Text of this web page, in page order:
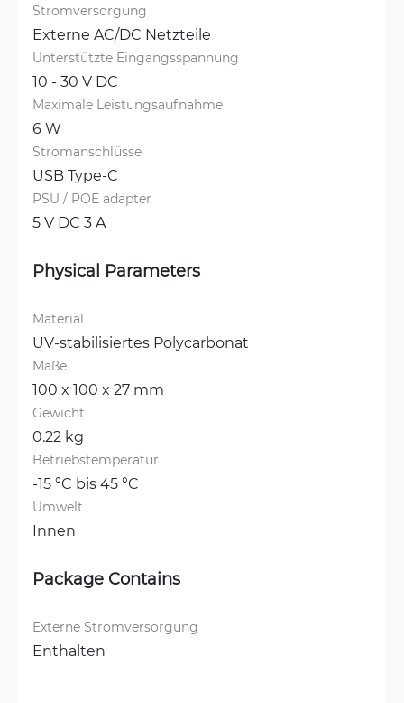
Stromversorgung
Externe AC/DC Netzteile
Unterstützte Eingangsspannung
10 - 30 V DC
Maximale Leistungsaufnahme
6 W
Stromanschlüsse
USB Type-C
PSU / POE adapter
5 V DC 3 A
Physical Parameters
Material
UV-stabilisiertes Polycarbonat
Maße
100 x 100 x 27 mm
Gewicht
0.22 kg
Betriebstemperatur
-15 °C bis 45 °C
Umwelt
Innen
Package Contains
Externe Stromversorgung
Enthalten